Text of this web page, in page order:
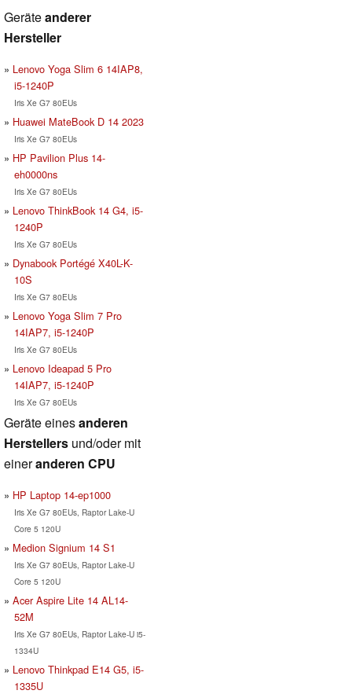
Geräteanderer
Hersteller
Lenovo Yoga Slim 6 14IAP8,
i5-1240P
Iris Xe G7 80EUs
Huawei MateBook D 14 2023
Iris Xe G7 80EUs
HP Pavilion Plus 14-
eh0000ns
Iris Xe G7 80EUs
Lenovo ThinkBook 14 G4, i5-
1240P
Iris Xe G7 80EUs
Dynabook Portégé X40L-K-
10S
Iris Xe G7 80EUs
Lenovo Yoga Slim 7 Pro
14IAP7, i5-1240P
Iris Xe G7 80EUs
Lenovo Ideapad 5 Pro
14IAP7, i5-1240P
Iris Xe G7 80EUs
Geräte einesanderen
Herstellers und/oder mit
eineranderen CPU
HP Laptop 14-ep1000
Iris Xe G7 80EUs, Raptor Lake-U
Core 5 120U
Medion Signium 14 S1
Iris Xe G7 80EUs, Raptor Lake-U
Core 5 120U
Acer Aspire Lite 14 AL14-
52M
Iris Xe G7 80EUs, Raptor Lake-U i5-
1334U
Lenovo Thinkpad E14 G5, i5-
1335U